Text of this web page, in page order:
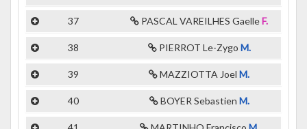
37 PASCAL VAREILHES GaelleF.
38 PIERROT Le-Zygo M.
39 MAZZIOTTA JoelM.
40 BOYER Sebastien M.